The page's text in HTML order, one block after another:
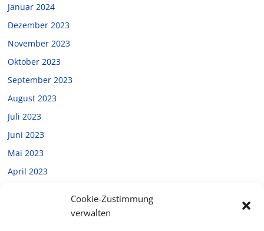
Cookie-Zustimmung
verwalten
Januar 2024
Dezember 2023
November 2023
Oktober 2023
September 2023
August 2023
Juli 2023
Juni 2023
Mai 2023
April 2023